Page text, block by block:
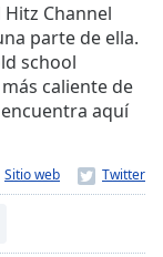
Hitz Channel
parte de ella.
school
caliente de
aquí
Sitio web